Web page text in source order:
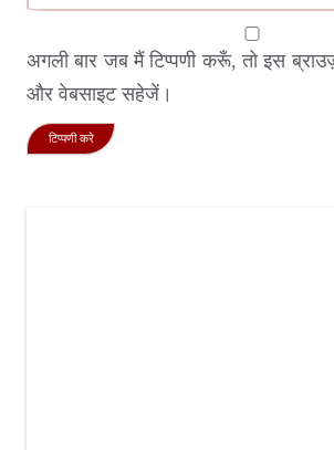
अगली बार जब मैं टिप्पणी करूँ, तो इस
और वेबसाइट सहेजें।